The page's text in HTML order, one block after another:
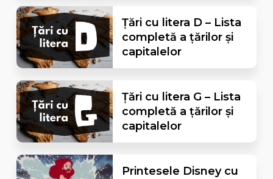
Țări cu litera D – Lista
completă a țărilor și
capitalelor
Țări cu litera G – Lista
completă a țărilor și
capitalelor
Printesele Disney cu